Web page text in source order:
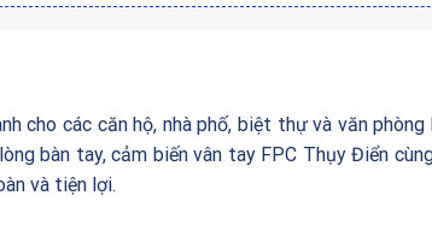
cho các căn hộ, nhà phố, biệt thự và văn phòng
bàn tay, cảm biến vân tay FPC Thụy Điển
và tiện lợi.